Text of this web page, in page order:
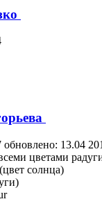
обновлено: 13.04
цветами
солнца)